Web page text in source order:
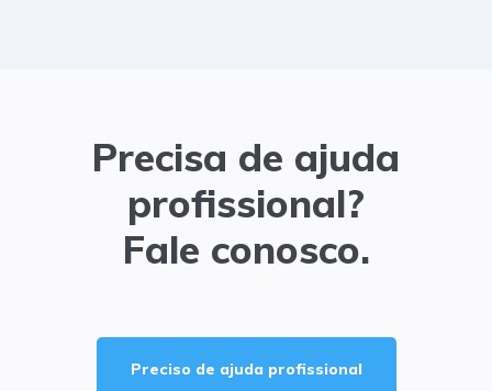
Precisa de ajuda
profissional?
Fale conosco.
Preciso de ajuda profissional